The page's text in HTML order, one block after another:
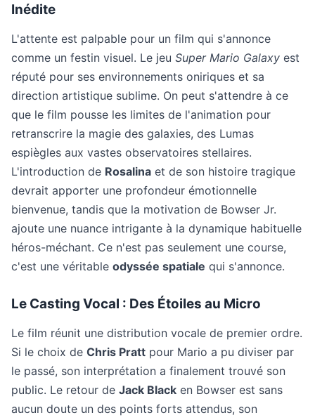
Inédite
L'attente est palpable pour un film qui s'annonce
comme un festin visuel. Le jeu Super Mario Galaxy est
réputé pour ses environnements oniriques et sa
direction artistique sublime. On peut s'attendre à ce
que le film pousse les limites de l'animation pour
retranscrire la magie des galaxies, des Lumas
espiègles aux vastes observatoires stellaires.
L'introduction de Rosalina et de son histoire tragique
devrait apporter une profondeur émotionnelle
bienvenue, tandis que la motivation de Bowser Jr.
ajoute une nuance intrigante à la dynamique habituelle
héros-méchant. Ce n'est pas seulement une course,
c'est une véritable odyssée spatiale qui s'annonce.
Le Casting Vocal : Des Étoiles au Micro
Le film réunit une distribution vocale de premier ordre.
Si le choix de Chris Pratt pour Mario a pu diviser par
le passé, son interprétation a finalement trouvé son
public. Le retour de Jack Black en Bowser est sans
aucun doute un des points forts attendus, son